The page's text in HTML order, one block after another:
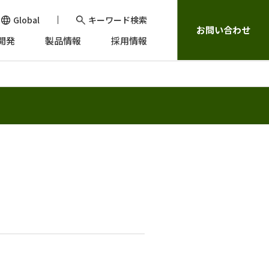
Global キーワード検索
発 製品情報 採用情報
お問い合わせ